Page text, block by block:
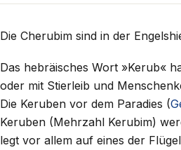
Die Cherubim sind in der
Das hebräisches Wort »Kerub«
oder mit Stierleib und
Die Keruben vor dem Paradies (
Keruben (Mehrzahl Kerubim)
legt vor allem auf eines der